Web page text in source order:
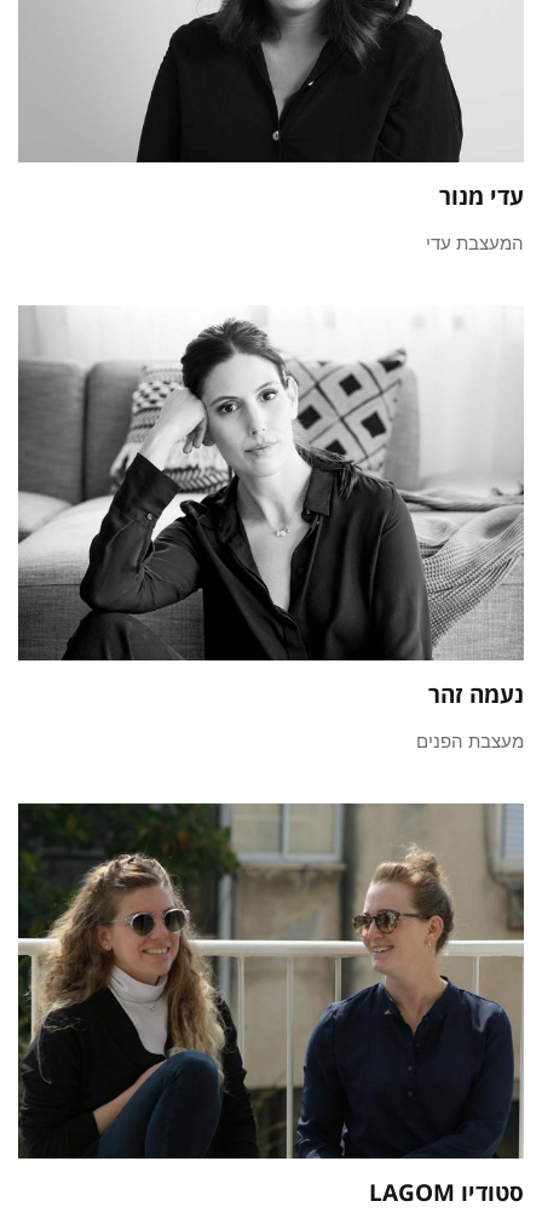
עדי מנור
המעצבת עדי
נעמה זהר
מעצבת הפנים
סטודיו LAGOM